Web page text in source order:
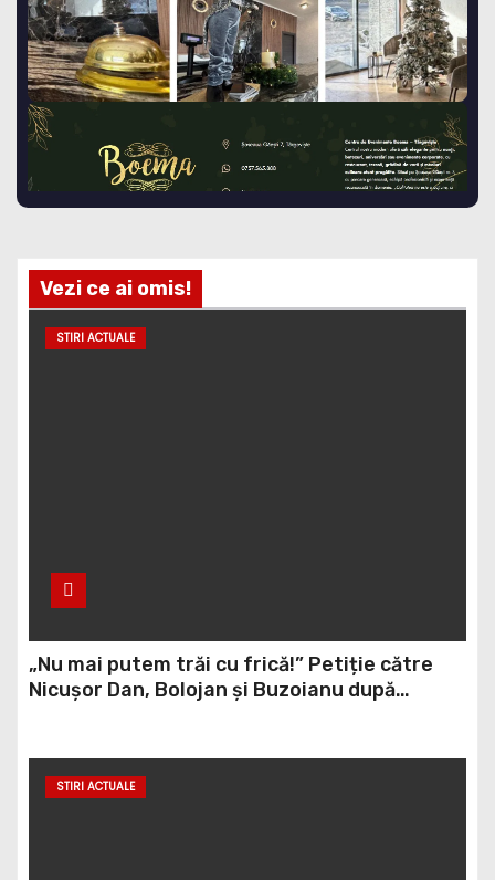
Vezi ce ai omis!
STIRI ACTUALE
„Nu mai putem trăi cu frică!” Petiție către
Nicușor Dan, Bolojan și Buzoianu după
STIRI ACTUALE